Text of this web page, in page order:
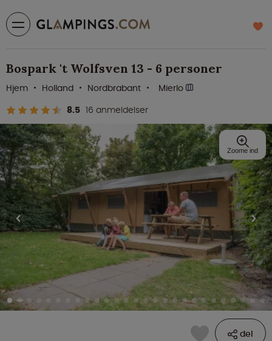
Bospark 't Wolfsven 13 - 6 personer
8.5 16 anmeldelser
Hjem Holland Nordbrabant Mierlo
del
Zoome ind